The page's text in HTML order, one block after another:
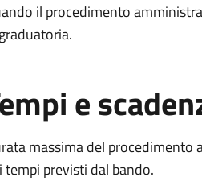
il procedimento
e
massima del
tempi previsti dal bando.